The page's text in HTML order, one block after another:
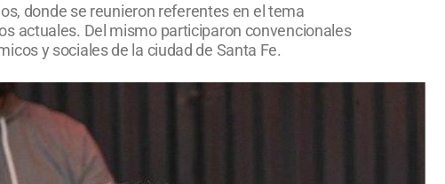
donde se reunieron referentes en el tema
actuales. Del mismo participaron convencionales
y sociales de la ciudad de Santa Fe.